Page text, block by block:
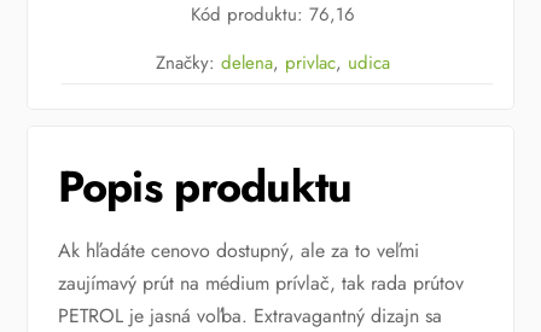
Kód produktu:76,16
Značky:delena, privlac, udica
Popis produktu
Ak hľadáte cenovo dostupný, ale za to veľmi
zaujímavý prút na médium prívlač, tak rada prútov
PETROL je jasná voľba. Extravagantný dizajn sa